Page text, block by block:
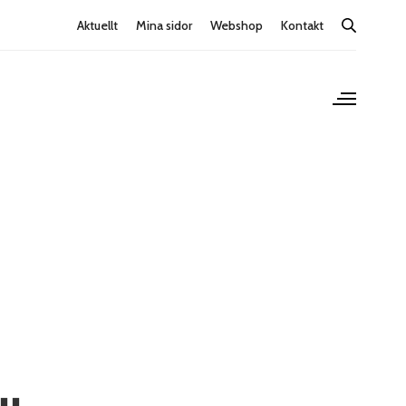
Aktuellt Mina sidor Webshop Kontakt